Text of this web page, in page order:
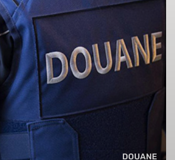
DOUANE